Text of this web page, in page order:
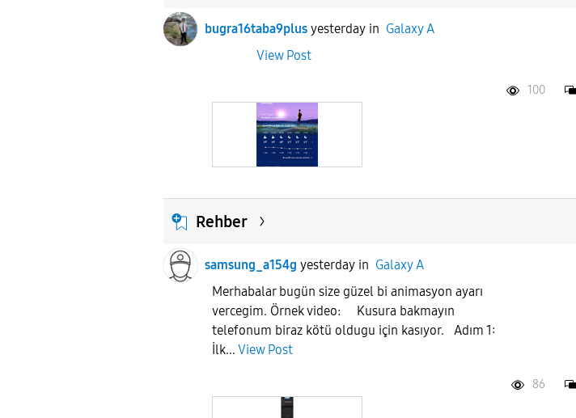
bugra16taba9plus yesterday in Galaxy A
View Post
100
Rehber
samsung_a154g yesterday in Galaxy A
Merhabalar bugün size güzel bi animasyon ayarı
vercegim. Örnek video: Kusura bakmayın
telefonum biraz kötü oldugu için kasıyor. Adım 1:
İlk... View Post
86